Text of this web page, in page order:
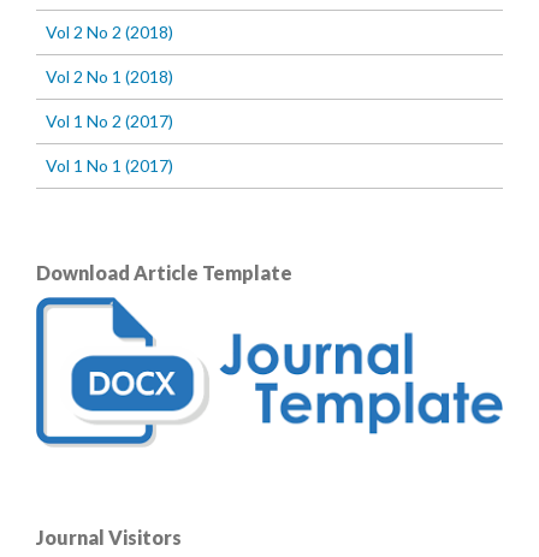
Vol 2 No 2 (2018)
Vol 2 No 1 (2018)
Vol 1 No 2 (2017)
Vol 1 No 1 (2017)
Download Article Template
Journal Visitors